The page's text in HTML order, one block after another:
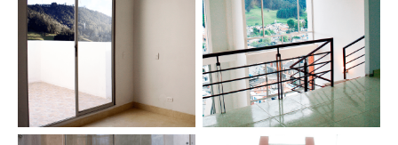
Habitación 2 Escaleras